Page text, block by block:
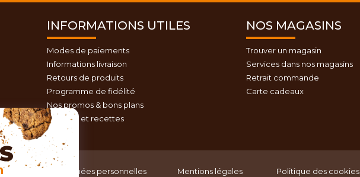
INFORMATIONS UTILES
Modes de paiements
Informations livraison
Retours de produits
Programme de fidélité
Nos promos & bons plans
Conseils et recettes
NOS MAGASINS
Trouver un magasin
Services dans nos magasins
Retrait commande
Carte cadeaux
Données personnelles Mentions légales Politique des cookies